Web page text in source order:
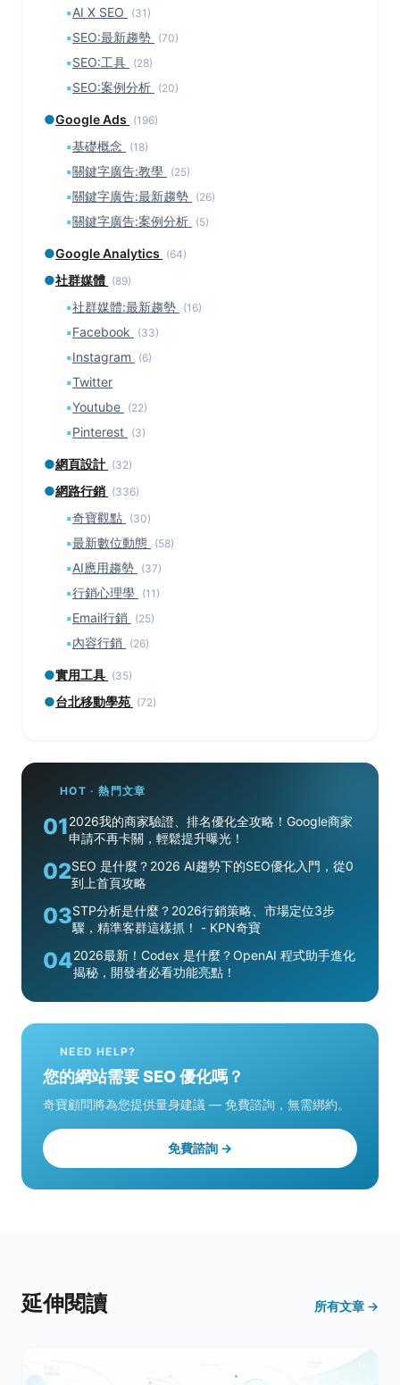
▪AI X SEO (31)
▪SEO:最新趨勢 (70)
▪SEO:工具 (28)
▪SEO:案例分析 (20)
●Google Ads (196)
▪基礎概念 (18)
▪關鍵字廣告:教學 (25)
▪關鍵字廣告:最新趨勢 (26)
▪關鍵字廣告:案例分析 (5)
●Google Analytics (64)
●社群媒體 (89)
▪社群媒體:最新趨勢 (16)
▪Facebook (33)
▪Instagram (6)
▪Twitter
▪Youtube (22)
▪Pinterest (3)
●網頁設計 (32)
●網路行銷 (336)
▪奇寶觀點 (30)
▪最新數位動態 (58)
▪AI應用趨勢 (37)
▪行銷心理學 (11)
▪Email行銷 (25)
▪內容行銷 (26)
●實用工具 (35)
●台北移動學苑 (72)
HOT · 熱門文章
012026我的商家驗證、排名優化全攻略！Google商家
申請不再卡關，輕鬆提升曝光！
02SEO 是什麼？2026 AI趨勢下的SEO優化入門，從0
到上首頁攻略
03STP分析是什麼？2026行銷策略、市場定位3步
驟，精準客群這樣抓！ - KPN奇寶
042026最新！Codex 是什麼？OpenAI 程式助手進化
揭秘，開發者必看功能亮點！
NEED HELP?
您的網站需要 SEO 優化嗎？
奇寶顧問將為您提供量身建議 — 免費諮詢，無需綁約。
免費諮詢 →
延伸閱讀 所有文章 →